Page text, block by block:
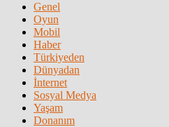
Genel
Oyun
Mobil
Haber
Türkiyeden
Dünyadan
İnternet
Sosyal Medya
Yaşam
Donanım